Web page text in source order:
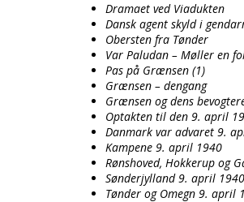
Dramaet ved Viadukten
Dansk agent skyld i
Obersten fra Tønder
Var Paludan – Møller en
Pas på Grænsen (1)
Grænsen – dengang
Grænsen og dens
Optakten til den 9. april
Danmark var advaret 9.
Kampene 9. april 1940
Rønshoved, Hokkerup og
Sønderjylland 9. april 1940
Tønder og Omegn 9. april